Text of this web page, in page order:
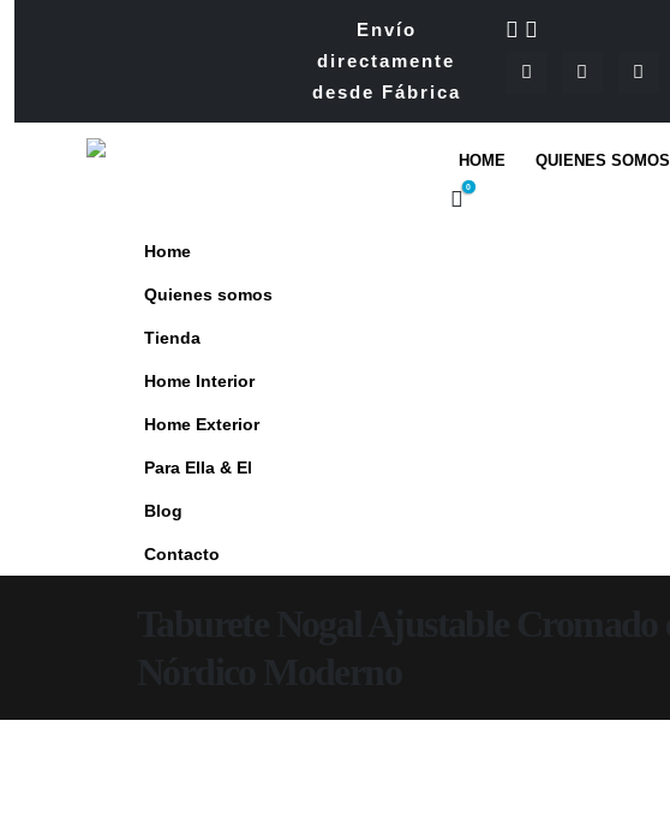
Envío
directamente
desde Fábrica
HOME QUIENES SOMOS
0
Home
Quienes somos
Tienda
Home Interior
Home Exterior
Para Ella & El
Blog
Contacto